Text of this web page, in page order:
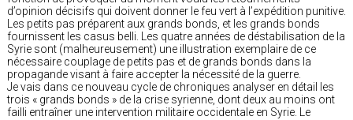
d’opinion décisifs qui doivent donner le feu vert à l’expédition punitive.
Les petits pas préparent aux grands bonds, et les grands bonds
fournissent les casus belli. Les quatre années de déstabilisation de la
Syrie sont (malheureusement) une illustration exemplaire de ce
nécessaire couplage de petits pas et de grands bonds dans la
propagande visant à faire accepter la nécessité de la guerre.
Je vais dans ce nouveau cycle de chroniques analyser en détail les
trois « grands bonds » de la crise syrienne, dont deux au moins ont
failli entraîner une intervention militaire occidentale en Syrie. Le